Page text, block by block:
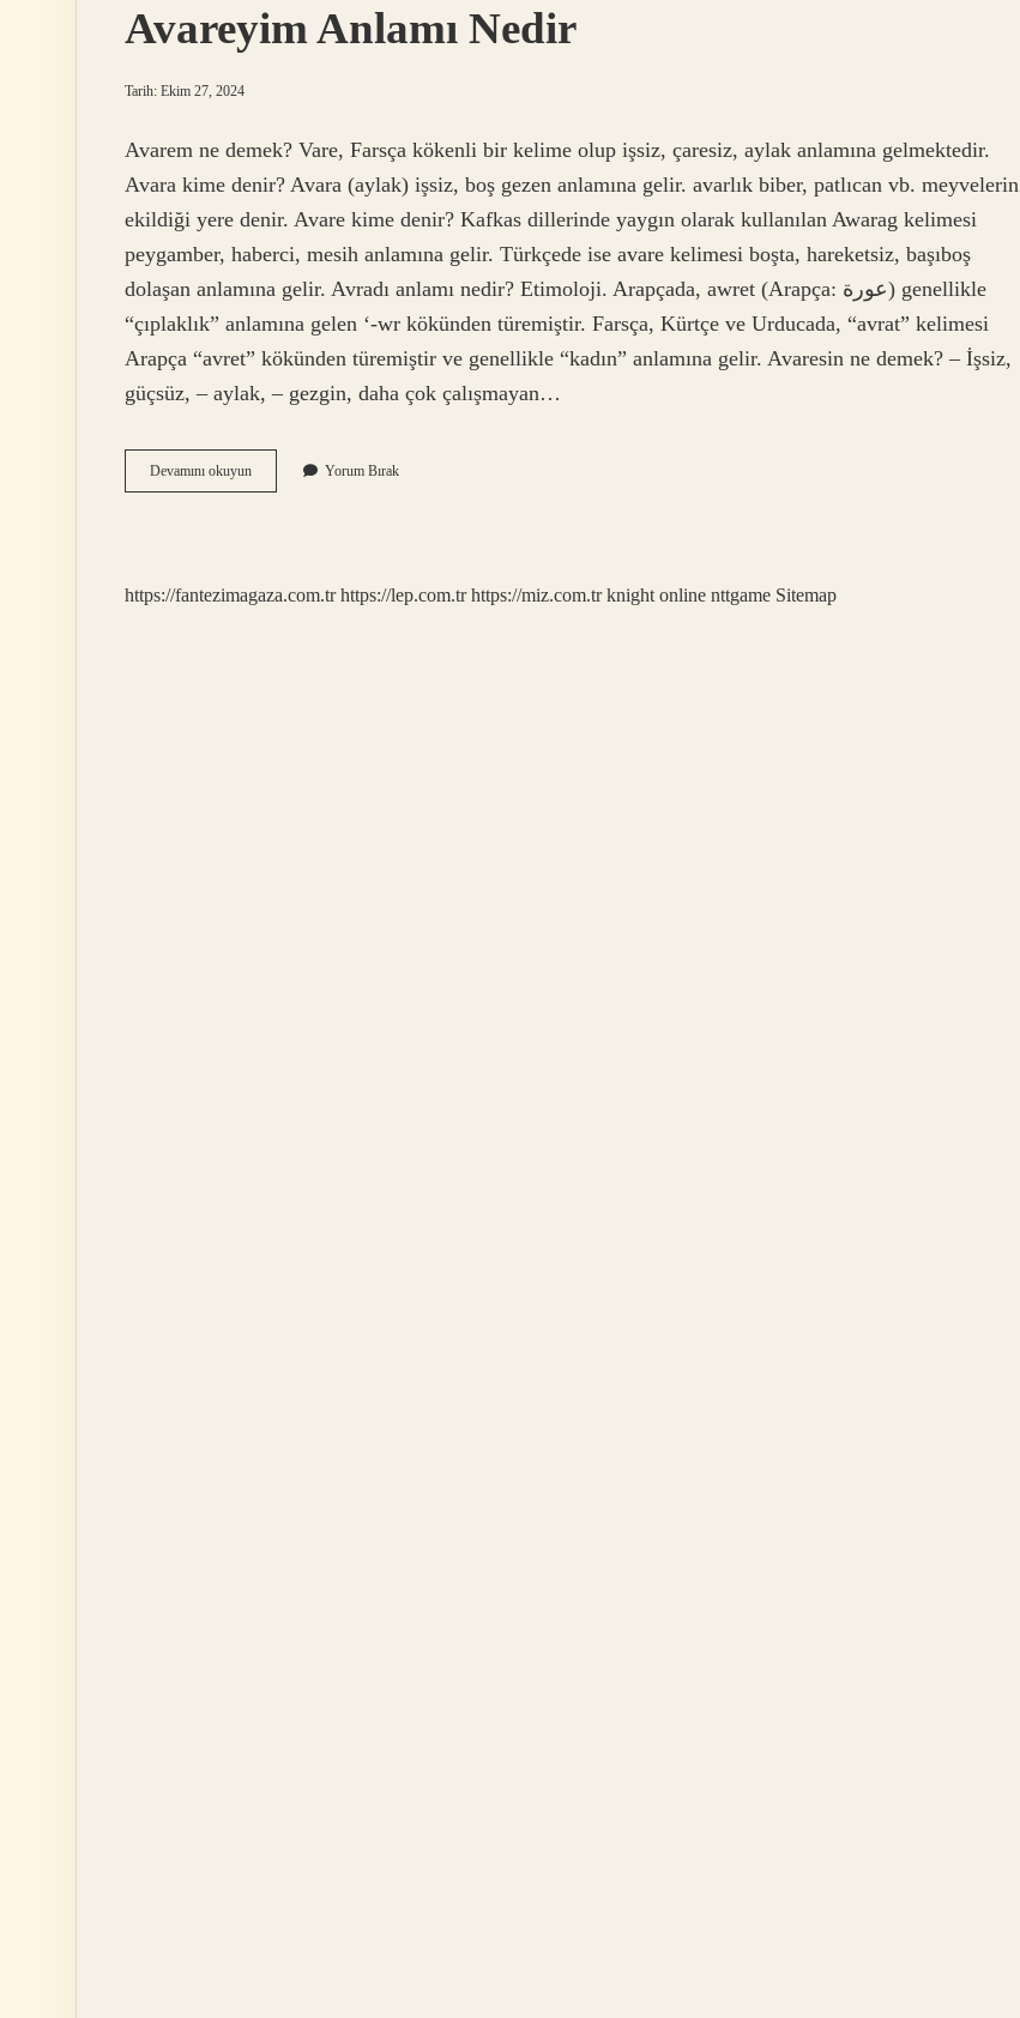
Avareyim Anlamı Nedir
Tarih: Ekim 27, 2024
Avarem ne demek? Vare, Farsça kökenli bir kelime olup işsiz, çaresiz, aylak anlamına gelmektedir.
Avara kime denir? Avara (aylak) işsiz, boş gezen anlamına gelir. avarlık biber, patlıcan vb. meyvelerin
ekildiği yere denir. Avare kime denir? Kafkas dillerinde yaygın olarak kullanılan Awarag kelimesi
peygamber, haberci, mesih anlamına gelir. Türkçede ise avare kelimesi boşta, hareketsiz, başıboş
dolaşan anlamına gelir. Avradı anlamı nedir? Etimoloji. Arapçada, awret (Arapça: عورة) genellikle
“çıplaklık” anlamına gelen ‘-wr kökünden türemiştir. Farsça, Kürtçe ve Urducada, “avrat” kelimesi
Arapça “avret” kökünden türemiştir ve genellikle “kadın” anlamına gelir. Avaresin ne demek? – İşsiz,
güçsüz, – aylak, – gezgin, daha çok çalışmayan…
Devamını okuyunAvareyim
Anlamı
Yorum Bırak
https://fantezimagaza.com.tr https://lep.com.tr https://miz.com.tr knight online nttgame Sitemap